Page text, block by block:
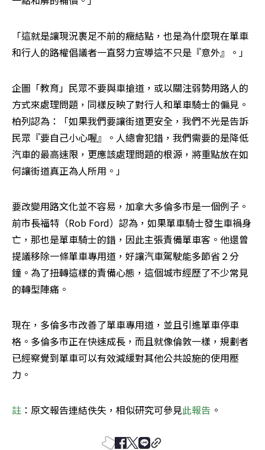
「這就是讓現況裹足不前的癥結點，也是為什麼現在單車
和行人的路權倡議者一直努力宣導這不只是『意外』。」
企圖「教育」民眾不要與車搶道，或以關注弱勢用路人的
方式來處理問題，同樣反映了對行人和單車騎士的偏見。
柏列認為：「如果我們要讓街道更安全，我們不光是告訴
民眾『要自己小心喔』。人總會犯錯，我們需要的是降低
汽車的最高速限，更應該處理問題的根源，將重點放在如
何讓街道真正為人所用。」
要改變用路文化並不容易，加拿大多倫多市是一個例子。
前市長福特（Rob Ford）認為，如果單車騎士發生車禍身
亡，那也是單車騎士的錯，因此主張責備單車客。他還曾
提議移除一條單車專用道，好讓汽車駕駛能多節省２分
鐘。為了扭轉這樣的責備心態，這個城市經歷了不少常見
的轉型陣痛。
現在，多倫多市改善了單車專用道，並且引進單車停車
格。多倫多市正在快速成長，而且就像倫敦一樣，規劃者
已經察覺到單車可以有效減緩對其他公共設施的使用壓
力。
註 ：原文報告連結佚失，相似研究可參見此報告 。